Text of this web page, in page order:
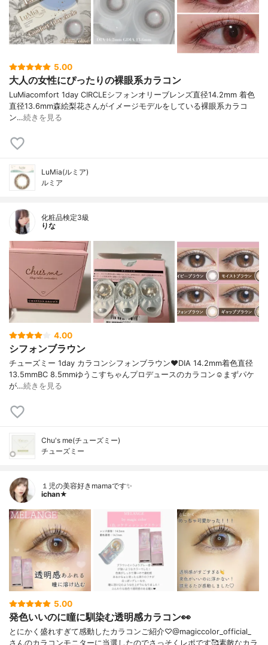
5.00
大人の女性にぴったりの裸眼系カラコン
LuMiacomfort 1day CIRCLEシフォンオリーブレンズ直径14.2mm 着色
直径13.6mm森絵梨花さんがイメージモデルをしている裸眼系カラコ
ン…続きを見る
LuMia(ルミア)
ルミア
化粧品検定3級
りな
4.00
シフォンブラウン
チューズミー 1day カラコンシフォンブラウン❤️DIA 14.2mm着色直径
13.5mmBC 8.5mmゆうこすちゃんプロデュースのカラコン☺️まずパケ
が…続きを見る
Chu's me(チューズミー)
チューズミー
１児の美容好きmamaです✨
ichan★
5.00
発色いいのに瞳に馴染む透明感カラコン👀
とにかく盛れすぎて感動したカラコンご紹介♡@magiccolor_official_
さんのカラコンモニターに当選したのでさっそくレポです🥰素敵なカラ